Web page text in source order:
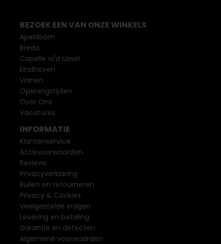
BEZOEK EEN VAN ONZE WINKELS
Apeldoorn
Breda
Capelle a/d IJssel
Eindhoven
Vianen
Openingstijden
Over Ons
Vacatures
INFORMATIE
Klantenservice
Actievoorwaarden
Reviews
Privacyverklaring
Ruilen en retourneren
Privacy & Cookies
Veelgestelde vragen
Levering en betaling
Garantie en defecten
Algemene voorwaarden